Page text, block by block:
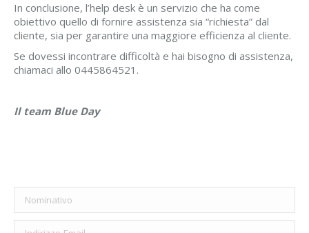
In conclusione, l’help desk è un servizio che ha come
obiettivo quello di fornire assistenza sia “richiesta” dal
cliente, sia per garantire una maggiore efficienza al cliente.
Se dovessi incontrare difficoltà e hai bisogno di assistenza,
chiamaci allo 0445864521.
Il team Blue Day